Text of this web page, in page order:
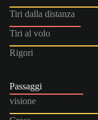
Tiri dalla distanza
Tiri al volo
Rigori
Passaggi
visione